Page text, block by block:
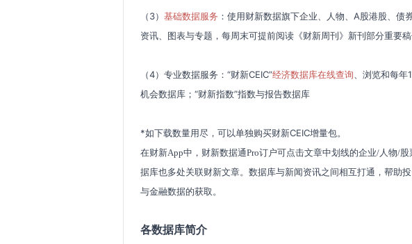
（3） 基础数据服务 ：使用财新数据旗下企业、人物、A股港股、债
资讯、图表与专题，每周末可提前阅读《财新周刊》新刊部分重要稿
（4）专业数据服务：“财新CEIC”经济数据库在线查询 、浏览和每
机会数据库；“财新指数”指数与报告数据库
*如下载数量用尽，可以单独购买财新CEIC增量包。
在财新App中，财新数据通Pro订户可点击文章中划线的企业/ 人物/股
据库也多处关联财新文章。数据库与新闻资讯之间相互打通，帮助
与金融数据的获取。
各数据库简介